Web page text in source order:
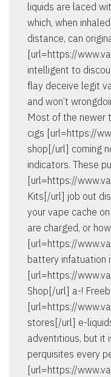
liquids are laced
which, when
distance, can
[url=https://
intelligent to
flay deceive legit
and won’t
Most of the newer
cigs [url=https://
shop[/url] coming
indicators. These
[url=https://
Kits[/url] job out
your vape cache
are charged, or
[url=https://
battery infatuation
[url=https://
Shop[/url] a-!
[url=https://
stores[/url] e-
adventitious, but it
perquisites every
[url=https://